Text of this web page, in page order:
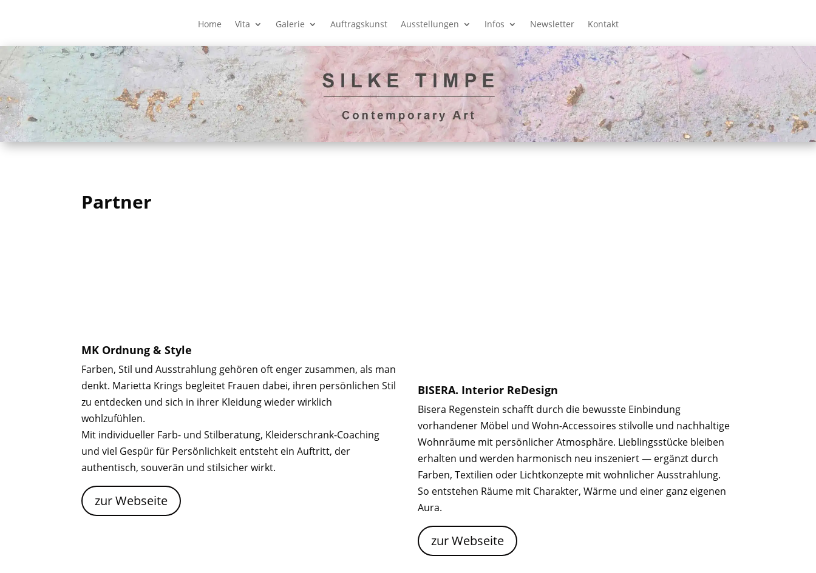
Home Vita Galerie Auftragskunst Ausstellungen Infos Newsletter Kontakt
Partner
MK Ordnung & Style
Farben, Stil und Ausstrahlung gehören oft enger zusammen, als man
denkt. Marietta Krings begleitet Frauen dabei, ihren persönlichen Stil
zu entdecken und sich in ihrer Kleidung wieder wirklich
wohlzufühlen.
Mit individueller Farb- und Stilberatung, Kleiderschrank-Coaching
und viel Gespür für Persönlichkeit entsteht ein Auftritt, der
authentisch, souverän und stilsicher wirkt.
zur Webseite
BISERA. Interior ReDesign
Bisera Regenstein schafft durch die bewusste Einbindung
vorhandener Möbel und Wohn-Accessoires stilvolle und nachhaltige
Wohnräume mit persönlicher Atmosphäre. Lieblingsstücke bleiben
erhalten und werden harmonisch neu inszeniert — ergänzt durch
Farben, Textilien oder Lichtkonzepte mit wohnlicher Ausstrahlung.
So entstehen Räume mit Charakter, Wärme und einer ganz eigenen
Aura.
zur Webseite